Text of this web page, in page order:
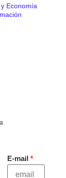
Economía
E-mail